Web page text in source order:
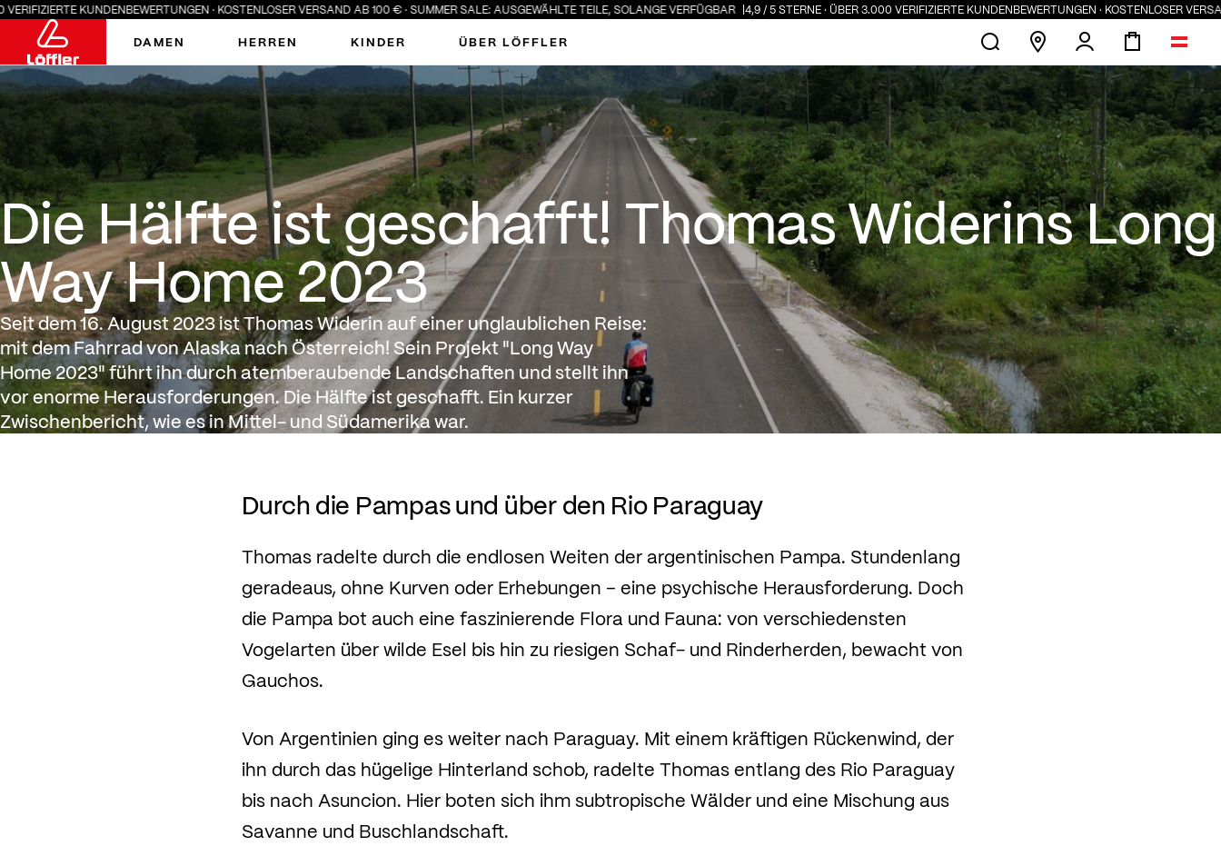
· KOSTENLOSER VERSAND AB 100 € · SUMMER SALE: AUSGEWÄHLTE TEILE, SOLANGE VERFÜGBAR 4,9 / 5 STERNE · ÜBER 3.000 VERIFIZIERTE KUNDENBEWERTUNGEN · KOSTENLOSER VERSAND AB 100 € ·
DAMEN HERREN KINDER ÜBER LÖFFLER
Die Hälfte ist geschafft! Thomas Widerins Long Way Home 2023
Die Hälfte ist geschafft! Thomas Widerins Long
Way Home 2023
Seit dem 16. August 2023 ist Thomas Widerin auf einer unglaublichen Reise:
mit dem Fahrrad von Alaska nach Österreich! Sein Projekt "Long Way
Home 2023" führt ihn durch atemberaubende Landschaften und stellt ihn
vor enorme Herausforderungen. Die Hälfte ist geschafft. Ein kurzer
Zwischenbericht, wie es in Mittel- und Südamerika war.
Durch die Pampas und über den Rio Paraguay
Thomas radelte durch die endlosen Weiten der argentinischen Pampa. Stundenlang
geradeaus, ohne Kurven oder Erhebungen – eine psychische Herausforderung. Doch
die Pampa bot auch eine faszinierende Flora und Fauna: von verschiedensten
Vogelarten über wilde Esel bis hin zu riesigen Schaf- und Rinderherden, bewacht von
Gauchos.
Von Argentinien ging es weiter nach Paraguay. Mit einem kräftigen Rückenwind, der
ihn durch das hügelige Hinterland schob, radelte Thomas entlang des Rio Paraguay
bis nach Asuncion. Hier boten sich ihm subtropische Wälder und eine Mischung aus
Savanne und Buschlandschaft.